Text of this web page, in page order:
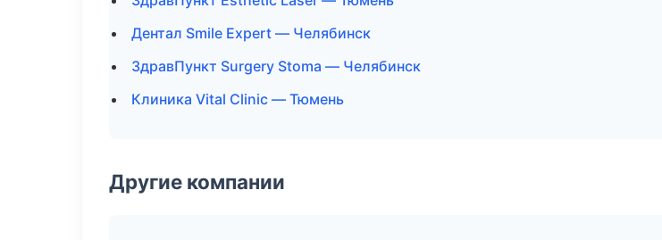
Дентал Smile Expert — Челябинск
ЗдравПункт Surgery Stoma — Челябинск
Клиника Vital Clinic — Тюмень
Другие компании